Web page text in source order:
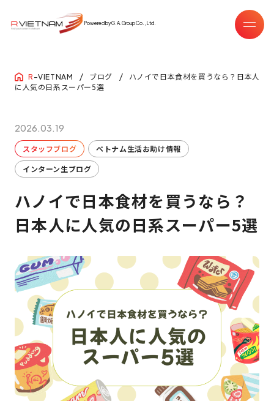
Powered by G.A.Group Co.,Ltd.
R -VIETNAM ブログ
ハノイで日本食材を買うなら？日本人
に人気の日系スーパー5選
2026.03.19
スタッフブログ
ベトナム生活お助け情報
インターン生ブログ
ハノイで日本食材を買うなら？
日本人に人気の日系スーパー5選